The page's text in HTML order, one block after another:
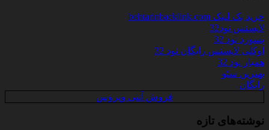
خرید بک لینک behtarinbacklink.com
لایسنس نود32
پسورد نود 32
اوکلی لایسنس رایگان نود 32
همیار نود 32
بهترین سئو
رایگان
فروش آنتی ویروس
نوشته‌های تازه